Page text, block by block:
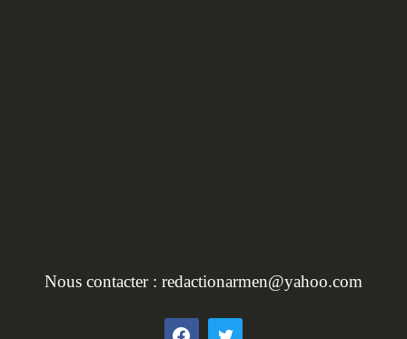
PATRIMOINE EN
Nous contacter : redactionarmen@yahoo.com